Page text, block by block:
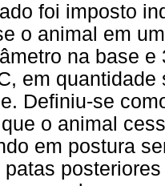
foi imposto
o animal em
na base
em
Definiu-se
o animal
em postura